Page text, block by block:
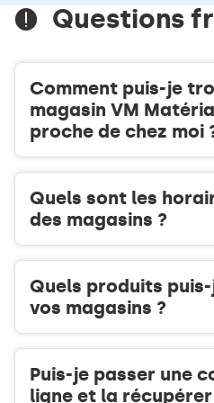
DE
VENTE
MATÉRIAUX
Questions
Comment puis-je
magasin VM
proche de chez moi
Quels sont les
des magasins ?
Quels produits
vos magasins ?
Puis-je passer une
ligne et la récupérer